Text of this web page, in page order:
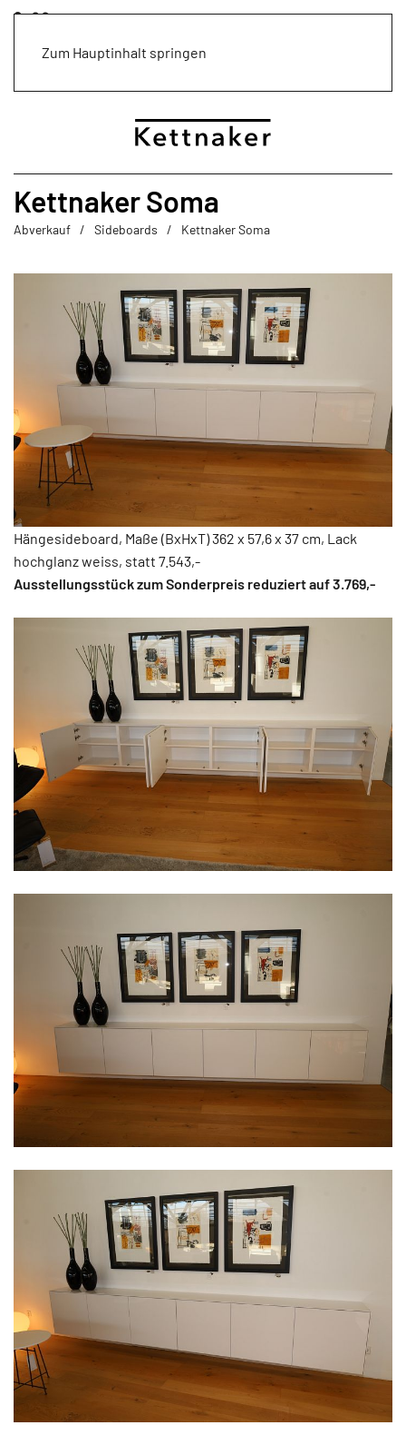
Zum Hauptinhalt springen
Kettnaker Soma
Abverkauf Sideboards Kettnaker Soma
Hängesideboard, Maße (BxHxT) 362 x 57,6 x 37 cm, Lack
hochglanz weiss, statt 7.543,-
Ausstellungsstück zum Sonderpreis reduziert auf 3.769,-